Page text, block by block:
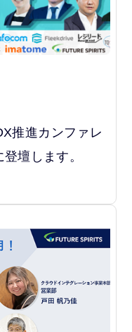
推進カンファレ
壇します。